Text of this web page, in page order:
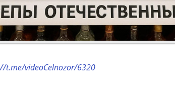
t.me/videoCelnozor/6320